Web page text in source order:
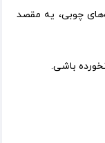
چوبی، یه مقصد
باشی.